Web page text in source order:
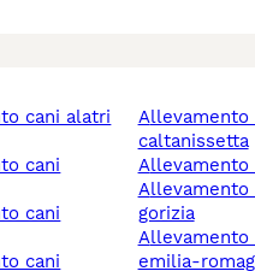
allevamento cani
caltanissetta
allevamento cani
gorizia
allevamento cani
emilia-